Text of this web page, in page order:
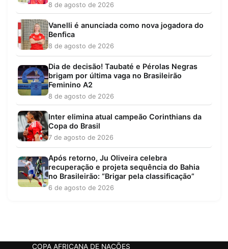
8 de agosto de 2026
Vanelli é anunciada como nova jogadora do
Benfica
8 de agosto de 2026
Dia de decisão! Taubaté e Pérolas Negras
brigam por última vaga no Brasileirão
Feminino A2
8 de agosto de 2026
Inter elimina atual campeão Corinthians da
Copa do Brasil
7 de agosto de 2026
Após retorno, Ju Oliveira celebra
recuperação e projeta sequência do Bahia
no Brasileirão: “Brigar pela classificação”
6 de agosto de 2026
COPA AFRICANA DE NAÇÕES